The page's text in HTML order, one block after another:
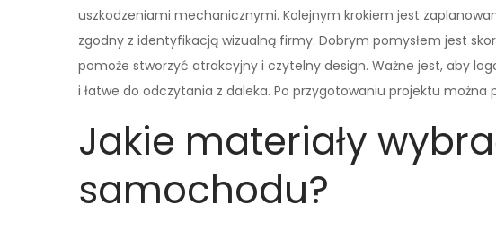
uszkodzeniami mechanicznymi. Kolejnym krokiem jest
zgodny z identyfikacją wizualną firmy. Dobrym pomysłem jest
pomoże stworzyć atrakcyjny i czytelny design. Ważne jest, aby
i łatwe do odczytania z daleka. Po przygotowaniu projektu
Jakie materiały
samochodu?